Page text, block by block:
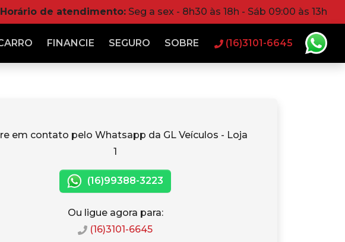
Horário de atendimento: Seg a sex - 8h30 às 18h - Sáb 09:00 às 13h
FINANCIE SEGURO SOBRE (16)3101-6645
em contato pelo Whatsapp da GL Veículos - Loja
1
(16)99388-3223
Ou ligue agora para:
(16)3101-6645